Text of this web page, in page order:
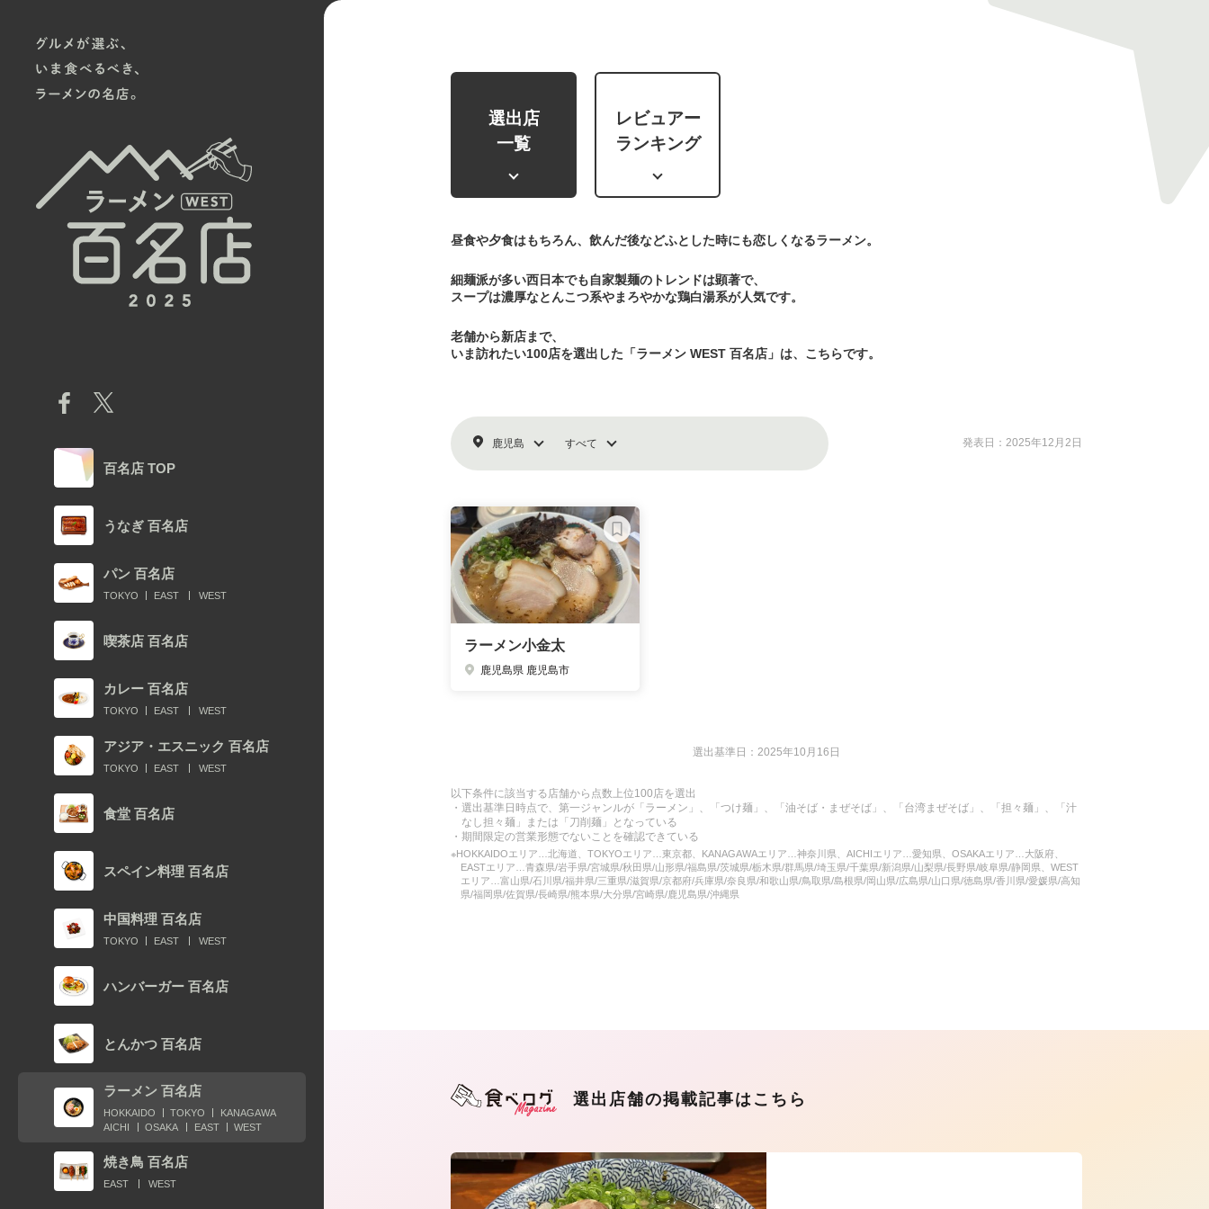
百名店 TOP
うなぎ 百名店
パン 百名店
TOKYO EAST WEST
喫茶店 百名店
カレー 百名店
TOKYO EAST WEST
アジア・エスニック 百名店
TOKYO EAST WEST
食堂 百名店
スペイン料理 百名店
中国料理 百名店
TOKYO EAST WEST
ハンバーガー 百名店
とんかつ 百名店
ラーメン 百名店
HOKKAIDO TOKYO
KANAGAWA
AICHI
OSAKA EAST WEST
焼き鳥 百名店
EAST WEST
選出店
一覧
レビュアー
ランキング
昼食や夕食はもちろん、飲んだ後などふとした時にも恋しくなるラーメン。
細麺派が多い西日本でも自家製麺のトレンドは顕著で、
スープは濃厚なとんこつ系やまろやかな鶏白湯系が人気です。
老舗から新店まで、
いま訪れたい100店を選出した「ラーメン WEST 百名店」は、こちらです。
鹿児島 すべて 発表日：2025年12月2日
ラーメン小金太
鹿児島県 鹿児島市
選出基準日：2025年10月16日
以下条件に該当する店舗から点数上位100店を選出
・選出基準日時点で、第一ジャンルが「ラーメン」、「つけ麺」、「油そば・まぜそば」、「台湾まぜそば」、「担々麺」、「汁
なし担々麺」または「刀削麺」となっている
・期間限定の営業形態でないことを確認できている
※HOKKAIDOエリア…北海道、TOKYOエリア…東京都、KANAGAWAエリア…神奈川県、AICHIエリア…愛知県、OSAKAエリア…大阪府、
EASTエリア…青森県/岩手県/宮城県/秋田県/山形県/福島県/茨城県/栃木県/群馬県/埼玉県/千葉県/新潟県/山梨県/長野県/岐阜県/静岡県、WEST
エリア…富山県/石川県/福井県/三重県/滋賀県/京都府/兵庫県/奈良県/和歌山県/鳥取県/島根県/岡山県/広島県/山口県/徳島県/香川県/愛媛県/高知
県/福岡県/佐賀県/長崎県/熊本県/大分県/宮崎県/鹿児島県/沖縄県
選出店舗の掲載記事はこちら